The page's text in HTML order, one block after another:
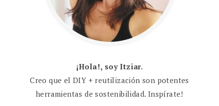
¡Hola!, soy Itziar.
Creo que el DIY + reutilización son potentes
herramientas de sostenibilidad. Inspírate!